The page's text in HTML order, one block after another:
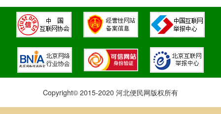
Copyright© 2015-2020 河北便民网版权所有